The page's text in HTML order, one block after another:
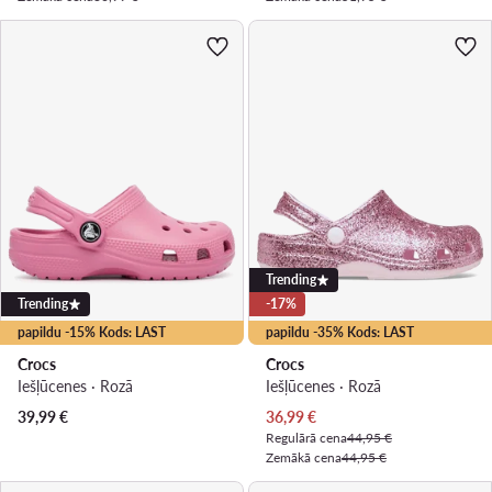
papildu -15% Kods: LAST
Trending
Crocs
Iešļūcenes · Rozā
39,99€
papildu -35% Kods: LAST
Trending
-17%
Crocs
Iešļūcenes · Rozā
Pašreizējā cena
36,99€
Regulārā cena44,95 €
Zemākā cena44,95 €